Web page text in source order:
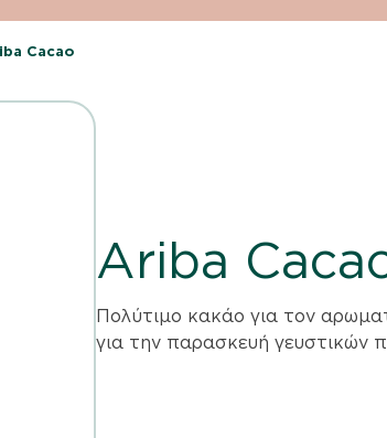
Cacao
Ariba
Πολύτιμο κακάο για τον
για την παρασκευή γευστικών